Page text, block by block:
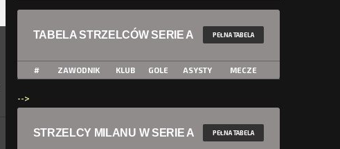
TABELA STRZELCÓW SERIE A PEŁNA TABELA
# ZAWODNIK KLUB GOLE ASYSTY MECZE
-->
STRZELCY MILANU W SERIE A PEŁNA TABELA